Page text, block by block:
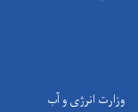
وزارت انرژی و آب